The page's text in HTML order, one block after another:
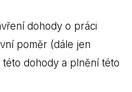
dohody o práci
poměr (dále jen
této dohody a plnění této